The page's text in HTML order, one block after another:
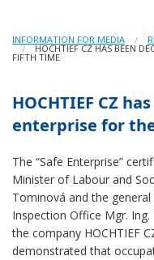
INFORMATION FOR MEDIA
HOCHTIEF CZ HAS BEEN
FIFTH TIME
HOCHTIEF CZ
enterprise for
The “Safe Enterprise”
Minister of Labour and
Tominová and the
Inspection Office Mgr.
the company HOCHTIEF
demonstrated that